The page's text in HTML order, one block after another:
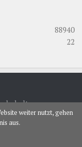
88940
22
Hueman Theme
weiter nutzt, gehen
aus.